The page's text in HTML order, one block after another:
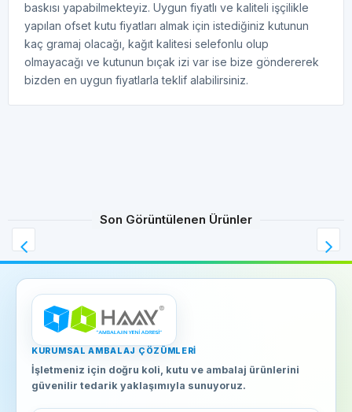
baskısı yapabilmekteyiz. Uygun fiyatlı ve kaliteli işçilikle
yapılan ofset kutu fiyatları almak için istediğiniz kutunun
kaç gramaj olacağı, kağıt kalitesi selefonlu olup
olmayacağı ve kutunun bıçak izi var ise bize göndererek
bizden en uygun fiyatlarla teklif alabilirsiniz.
Son Görüntülenen Ürünler
KURUMSAL AMBALAJ ÇÖZÜMLERI
İşletmeniz için doğru koli, kutu ve ambalaj ürünlerini
güvenilir tedarik yaklaşımıyla sunuyoruz.